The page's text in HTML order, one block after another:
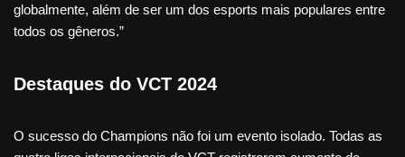
globalmente, além de ser um dos esports mais populares entre
todos os gêneros.”
Destaques do VCT 2024
O sucesso do Champions não foi um evento isolado. Todas as